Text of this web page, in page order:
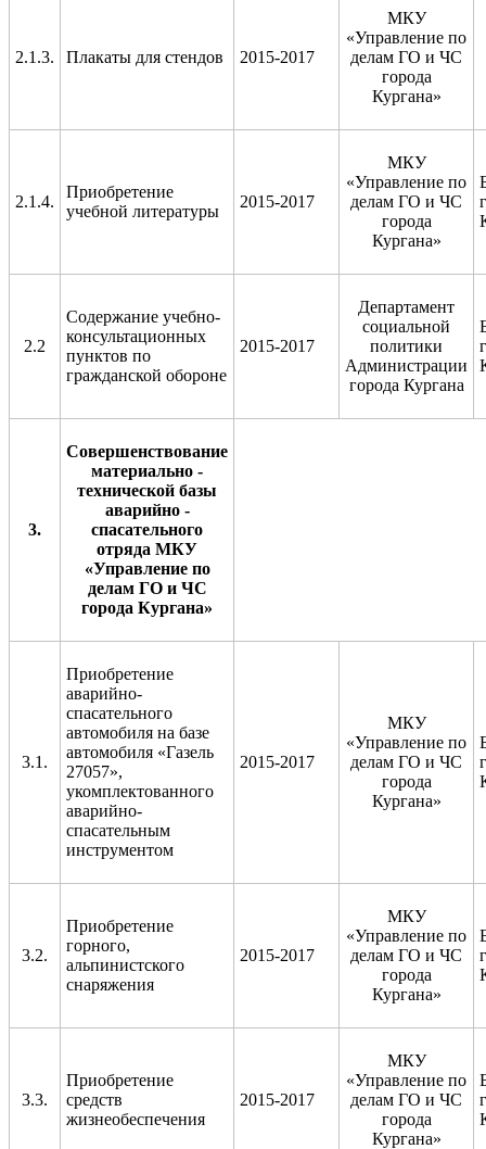
2.1.3. Плакаты для стендов 2015-2017
МКУ
«Управление по
делам ГО и ЧС
города
Кургана»
2.1.4.
Приобретение
учебной литературы
2015-2017
МКУ
«Управление по
делам ГО и ЧС
города
Кургана»
2.2
Содержание учебно-
консультационных
пунктов по
гражданской обороне
2015-2017
Департамент
социальной
политики
Администрации
города Кургана
3.
Совершенствование
материально -
технической базы
аварийно -
спасательного
отряда МКУ
«Управление по
делам ГО и ЧС
города Кургана»
3.1.
Приобретение
аварийно-
спасательного
автомобиля на базе
автомобиля «Газель
27057»,
укомплектованного
аварийно-
спасательным
инструментом
2015-2017
МКУ
«Управление по
делам ГО и ЧС
города
Кургана»
3.2.
Приобретение
горного,
альпинистского
снаряжения
2015-2017
МКУ
«Управление по
делам ГО и ЧС
города
Кургана»
3.3.
Приобретение
средств
жизнеобеспечения
2015-2017
МКУ
«Управление по
делам ГО и ЧС
города
Кургана»